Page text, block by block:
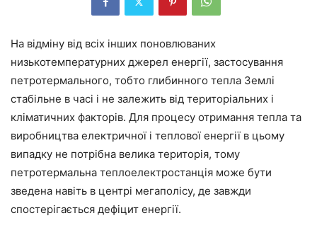
На відміну від всіх інших поновлюваних
низькотемпературних джерел енергії, застосування
петротермального, тобто глибинного тепла Землі
стабільне в часі і не залежить від територіальних і
кліматичних факторів. Для процесу отримання тепла та
виробництва електричної і теплової енергії в цьому
випадку не потрібна велика територія, тому
петротермальна теплоелектростанція може бути
зведена навіть в центрі мегаполісу, де завжди
спостерігається дефіцит енергії.